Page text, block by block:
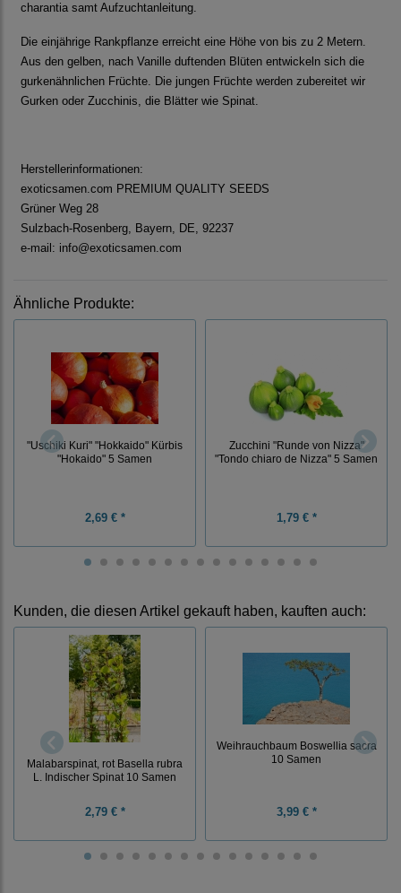
charantia samt Aufzuchtanleitung.
Die einjährige Rankpflanze erreicht eine Höhe von bis zu 2 Metern.
Aus den gelben, nach Vanille duftenden Blüten entwickeln sich die
gurkenähnlichen Früchte. Die jungen Früchte werden zubereitet wir
Gurken oder Zucchinis, die Blätter wie Spinat.
Herstellerinformationen:
exoticsamen.com PREMIUM QUALITY SEEDS
Grüner Weg 28
Sulzbach-Rosenberg, Bayern, DE, 92237
e-mail: info@exoticsamen.com
Ähnliche Produkte:
"Uschiki Kuri" "Hokkaido" Kürbis
"Hokaido" 5 Samen
2,69 € *
Zucchini "Runde von Nizza"
"Tondo chiaro de Nizza" 5 Samen
1,79 € *
Kunden, die diesen Artikel gekauft haben, kauften auch:
Malabarspinat, rot Basella rubra
L. Indischer Spinat 10 Samen
2,79 € *
Weihrauchbaum Boswellia sacra
10 Samen
3,99 € *